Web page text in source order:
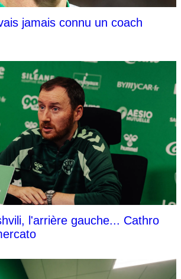
jamais connu un coach
l'arrière gauche... Cathro